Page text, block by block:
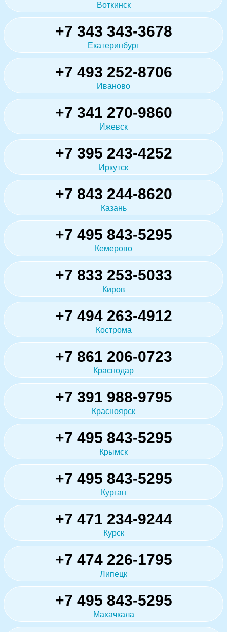
Воткинск
+7 343 343-3678
Екатеринбург
+7 493 252-8706
Иваново
+7 341 270-9860
Ижевск
+7 395 243-4252
Иркутск
+7 843 244-8620
Казань
+7 495 843-5295
Кемерово
+7 833 253-5033
Киров
+7 494 263-4912
Кострома
+7 861 206-0723
Краснодар
+7 391 988-9795
Красноярск
+7 495 843-5295
Крымск
+7 495 843-5295
Курган
+7 471 234-9244
Курск
+7 474 226-1795
Липецк
+7 495 843-5295
Махачкала